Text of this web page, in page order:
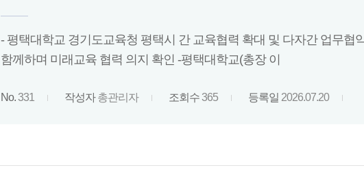
- 평택대학교 경기도교육청 평택시 간 교육협력 확대 및 다자간 업무협
함께하며 미래교육 협력 의지 확인 -평택대학교(총장 이
No.331 작성자 총관리자 조회수365 등록일 2026.07.20